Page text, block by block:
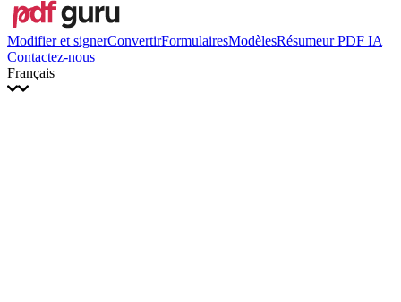
Modifier et signerConvertirFormulairesModèlesRésumeur PDF IA
Contactez-nous
Français